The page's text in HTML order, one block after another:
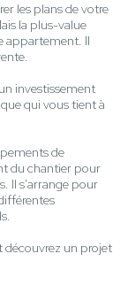
les plans de votre
la plus-value
appartement. Il
investissement
qui vous tient à
de
du chantier pour
Il s'arrange pour
découvrez un projet